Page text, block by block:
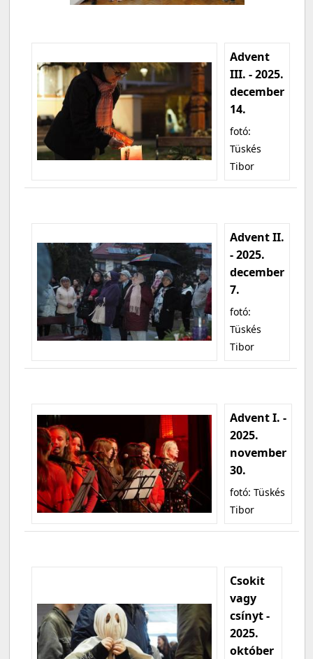
Advent
III. - 2025.
december
14.
fotó:
Tüskés
Tibor
Advent II.
- 2025.
december
7.
fotó:
Tüskés
Tibor
Advent I. -
2025.
november
30.
fotó: Tüskés
Tibor
Csokit
vagy
csínyt -
2025.
október